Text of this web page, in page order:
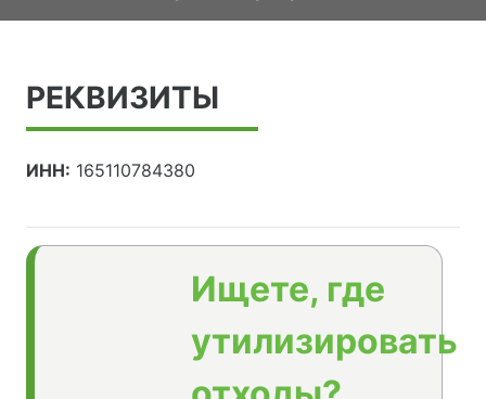
РЕКВИЗИТЫ
ИНН: 165110784380
Ищете, где
утилизировать